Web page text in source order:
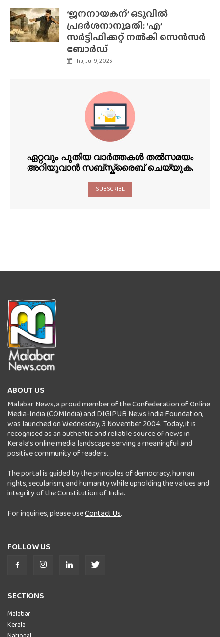
‘ജനനായകന്’ ഒടുവിൽ
പ്രദർശനാനുമതി; ‘എ’
സർട്ടിഫിക്കറ്റ് നൽകി സെൻസർ
ബോർഡ്
Thu, Jul 9, 2026
ഏറ്റവും പുതിയ വാർത്തകൾ തൽസമയം
അറിയുവാൻ സബ്സ്ക്രൈബ് ചെയ്യുക.
SUBSCRIBE
ABOUT US
Malabar News, a proud member of the Confederation of Online
Media-India (COMIndia) and DIGIPUB News India Foundation,
was launched on Wednesday, 3 November 2004. Today, it is
recognised as an authentic and reliable source of news in
Kerala’s online media landscape, serving a meaningful and
positive community of readers.
The portal is guided by the principles of democracy, human
rights, secularism, and humanity while upholding the values and
integrity of the Constitution of India.
For inquiries, please useContact Us.
FOLLOW US
SECTIONS
Malabar
Kerala
National